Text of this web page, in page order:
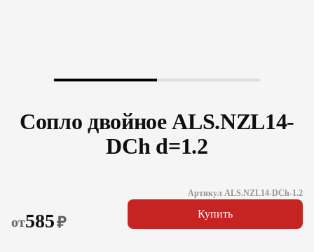
Сопло двойное ALS.NZL14-
DCh d=1.2
Артикул ALS.NZL14-DCh-1.2
от585 Купить